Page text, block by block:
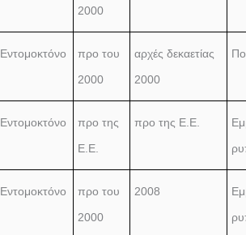
2000
Εντομοκτόνο
προ του
2000
αρχές δεκαετίας
2000
Εντομοκτόνο
προ της
Ε.Ε.
προ της Ε.Ε.
Εντομοκτόνο
προ του
2000
2008